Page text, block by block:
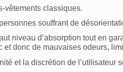
vêtements classiques.
souffrant de
niveau d’absorption tout en
et donc de mauvaises odeurs,
et la discrétion de l’utilisateur